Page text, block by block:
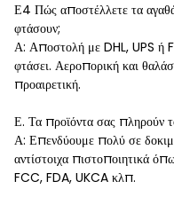
Ε4 Πώς αποστέλλετε τα αγαθά
φτάσουν;
Α: Αποστολή με DHL, UPS ή
φτάσει. Αεροπορική και
προαιρετική.
Ε. Τα προϊόντα σας πληρούν
Α: Επενδύουμε πολύ σε
αντίστοιχα πιστοποιητικά
FCC, FDA, UKCA κλπ.